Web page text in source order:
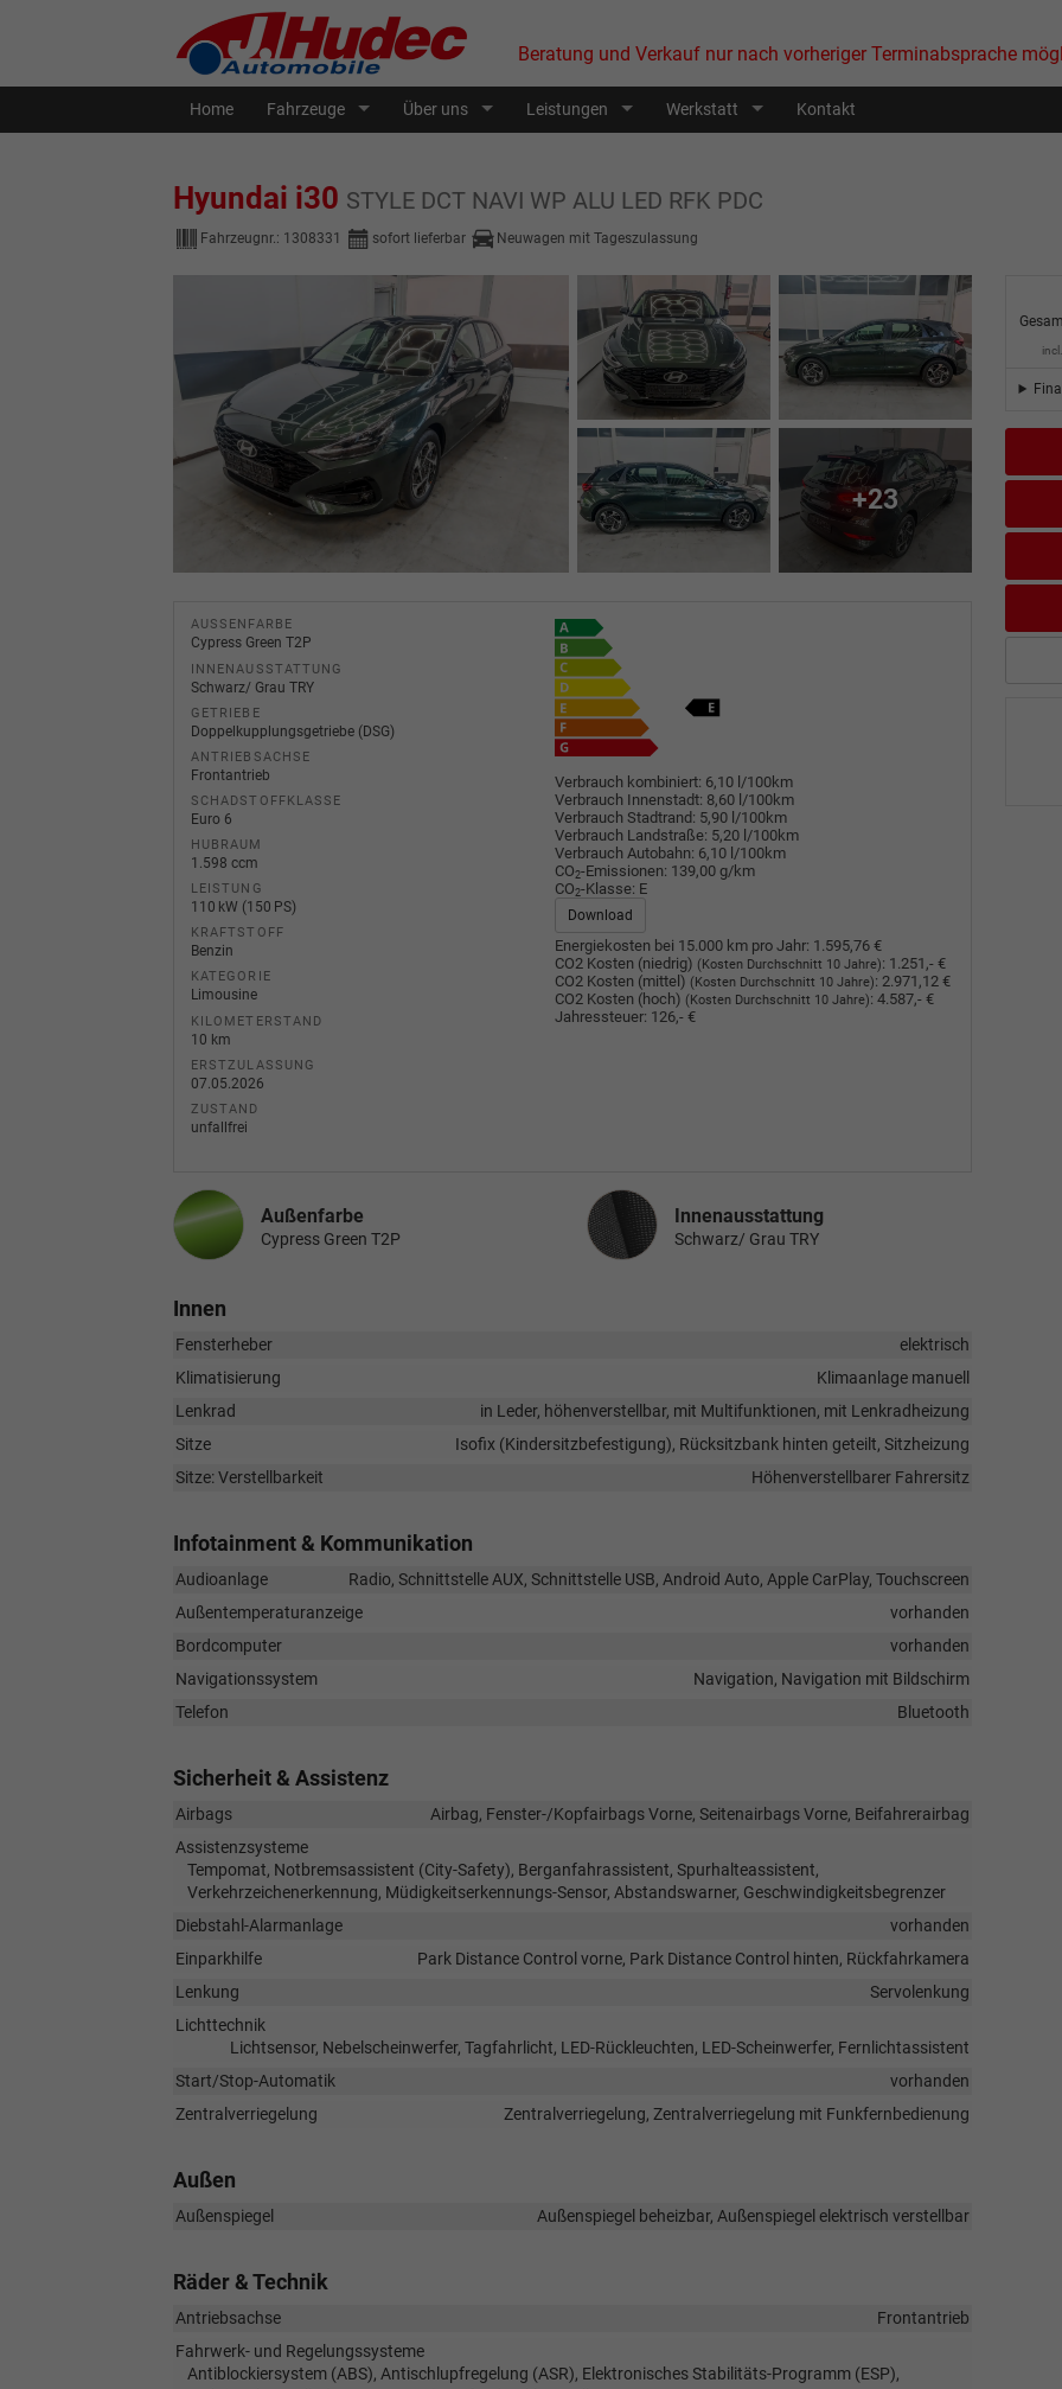
Beratung und Verkauf nur nach vorheriger Terminabsprache
Home Fahrzeuge Über uns Leistungen Werkstatt Kontakt
Hyundai i30 STYLE DCT NAVI WP ALU LED RFK PDC
Fahrzeugnr.: 1308331 sofort lieferbar Neuwagen mit Tageszulassung
+23
AUSSENFARBE
Cypress Green T2P
INNENAUSSTATTUNG
Schwarz/ Grau TRY
GETRIEBE
Doppelkupplungsgetriebe (DSG)
ANTRIEBSACHSE
Frontantrieb
SCHADSTOFFKLASSE
Euro 6
HUBRAUM
1.598 ccm
LEISTUNG
110 kW (150 PS)
KRAFTSTOFF
Benzin
KATEGORIE
Limousine
KILOMETERSTAND
10 km
ERSTZULASSUNG
07.05.2026
ZUSTAND
unfallfrei
Verbrauch kombiniert: 6,10 l/100km
Verbrauch Innenstadt: 8,60 l/100km
Verbrauch Stadtrand: 5,90 l/100km
Verbrauch Landstraße: 5,20 l/100km
Verbrauch Autobahn: 6,10 l/100km
CO2-Emissionen: 139,00 g/km
CO2-Klasse: E
Download
Energiekosten bei 15.000 km pro Jahr: 1.595,76 €
CO2 Kosten (niedrig) (Kosten Durchschnitt 10 Jahre): 1.251,- €
CO2 Kosten (mittel) (Kosten Durchschnitt 10 Jahre): 2.971,12 €
CO2 Kosten (hoch) (Kosten Durchschnitt 10 Jahre): 4.587,- €
Jahressteuer: 126,- €
Außenfarbe
Cypress Green T2P
Innenausstattung
Innenausstattung
Schwarz/ Grau TRY
Innen
Fensterheber
elektrisch
Klimatisierung
Klimaanlage manuell
Lenkrad
in Leder, höhenverstellbar, mit Multifunktionen, mit Lenkradheizung
Sitze
Isofix (Kindersitzbefestigung), Rücksitzbank hinten geteilt, Sitzheizung
Sitze: Verstellbarkeit
Höhenverstellbarer Fahrersitz
Infotainment & Kommunikation
Audioanlage
Radio, Schnittstelle AUX, Schnittstelle USB, Android Auto, Apple CarPlay, Touchscreen
Außentemperaturanzeige
vorhanden
Bordcomputer
vorhanden
Navigationssystem
Navigation, Navigation mit Bildschirm
Telefon
Bluetooth
Sicherheit & Assistenz
Airbags
Airbag, Fenster-/Kopfairbags Vorne, Seitenairbags Vorne, Beifahrerairbag
Assistenzsysteme
Tempomat, Notbremsassistent (City-Safety), Berganfahrassistent, Spurhalteassistent,
Verkehrzeichenerkennung, Müdigkeitserkennungs-Sensor, Abstandswarner, Geschwindigkeitsbegrenzer
Diebstahl-Alarmanlage
vorhanden
Einparkhilfe
Park Distance Control vorne, Park Distance Control hinten, Rückfahrkamera
Lenkung
Servolenkung
Lichttechnik
Lichtsensor, Nebelscheinwerfer, Tagfahrlicht, LED-Rückleuchten, LED-Scheinwerfer, Fernlichtassistent
Start/Stop-Automatik
vorhanden
Zentralverriegelung
Zentralverriegelung, Zentralverriegelung mit Funkfernbedienung
Außen
Außenspiegel Außenspiegel beheizbar, Außenspiegel elektrisch verstellbar
Räder & Technik
Antriebsachse
Frontantrieb
Fahrwerk- und Regelungssysteme
Antiblockiersystem (ABS), Antischlupfregelung (ASR), Elektronisches Stabilitäts-Programm (ESP),